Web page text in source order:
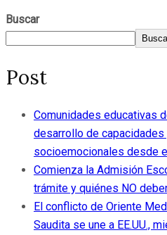
Buscar
Post
Comunidades educativas
desarrollo de
socioemocionales desde
Comienza la Admisión
trámite y quiénes NO
El conflicto de Oriente
Saudita se une a EE.UU.,